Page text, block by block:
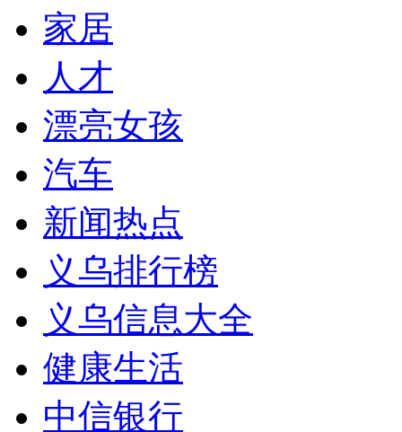
家居
人才
漂亮女孩
汽车
新闻热点
义乌排行榜
义乌信息大全
健康生活
中信银行